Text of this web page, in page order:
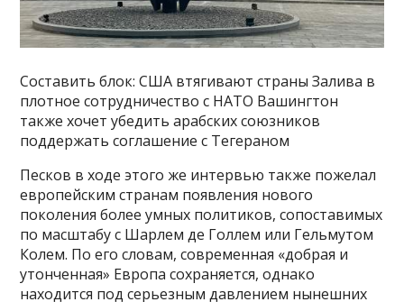
Составить блок: США втягивают страны Залива в
плотное сотрудничество с НАТО Вашингтон
также хочет убедить арабских союзников
поддержать соглашение с Тегераном
Песков в ходе этого же интервью также пожелал
европейским странам появления нового
поколения более умных политиков, сопоставимых
по масштабу с Шарлем де Голлем или Гельмутом
Колем. По его словам, современная «добрая и
утонченная» Европа сохраняется, однако
находится под серьезным давлением нынешних